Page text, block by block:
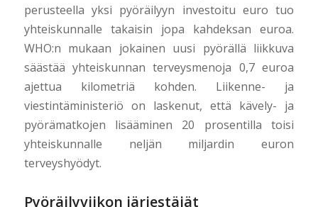
perusteella yksi pyöräilyyn investoitu euro tuo
yhteiskunnalle takaisin jopa kahdeksan euroa.
WHO:n mukaan jokainen uusi pyörällä liikkuva
säästää yhteiskunnan terveysmenoja 0,7 euroa
ajettua kilometriä kohden. Liikenne- ja
viestintäministeriö on laskenut, että kävely- ja
pyörämatkojen lisääminen 20 prosentilla toisi
yhteiskunnalle neljän miljardin euron
terveyshyödyt.
Pyöräilyviikon järjestäjät